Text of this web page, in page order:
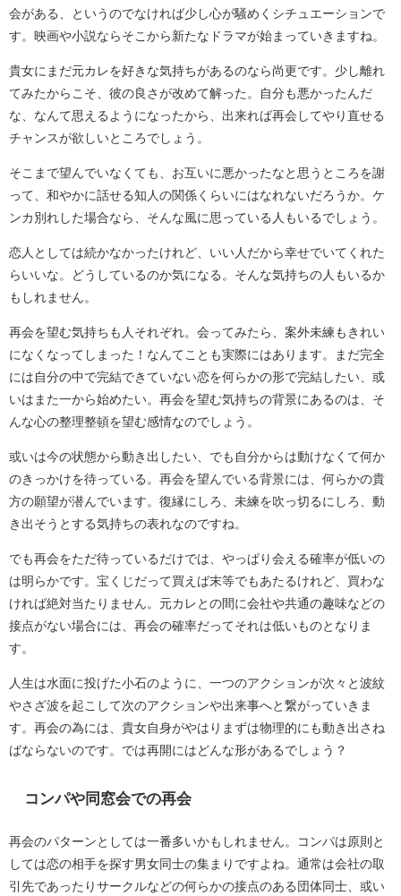
会がある、というのでなければ少し心が騒めくシチュエーションで
す。映画や小説ならそこから新たなドラマが始まっていきますね。
貴女にまだ元カレを好きな気持ちがあるのなら尚更です。少し離れ
てみたからこそ、彼の良さが改めて解った。自分も悪かったんだ
な、なんて思えるようになったから、出来れば再会してやり直せる
チャンスが欲しいところでしょう。
そこまで望んでいなくても、お互いに悪かったなと思うところを謝
って、和やかに話せる知人の関係くらいにはなれないだろうか。ケ
ンカ別れした場合なら、そんな風に思っている人もいるでしょう。
恋人としては続かなかったけれど、いい人だから幸せでいてくれた
らいいな。どうしているのか気になる。そんな気持ちの人もいるか
もしれません。
再会を望む気持ちも人それぞれ。会ってみたら、案外未練もきれい
になくなってしまった！なんてことも実際にはあります。まだ完全
には自分の中で完結できていない恋を何らかの形で完結したい、或
いはまた一から始めたい。再会を望む気持ちの背景にあるのは、そ
んな心の整理整頓を望む感情なのでしょう。
或いは今の状態から動き出したい、でも自分からは動けなくて何か
のきっかけを待っている。再会を望んでいる背景には、何らかの貴
方の願望が潜んでいます。復縁にしろ、未練を吹っ切るにしろ、動
き出そうとする気持ちの表れなのですね。
でも再会をただ待っているだけでは、やっぱり会える確率が低いの
は明らかです。宝くじだって買えば末等でもあたるけれど、買わな
ければ絶対当たりません。元カレとの間に会社や共通の趣味などの
接点がない場合には、再会の確率だってそれは低いものとなりま
す。
人生は水面に投げた小石のように、一つのアクションが次々と波紋
やさざ波を起こして次のアクションや出来事へと繋がっていきま
す。再会の為には、貴女自身がやはりまずは物理的にも動き出さね
ばならないのです。では再開にはどんな形があるでしょう？
コンパや同窓会での再会
再会のパターンとしては一番多いかもしれません。コンパは原則と
しては恋の相手を探す男女同士の集まりですよね。通常は会社の取
引先であったりサークルなどの何らかの接点のある団体同士、或い